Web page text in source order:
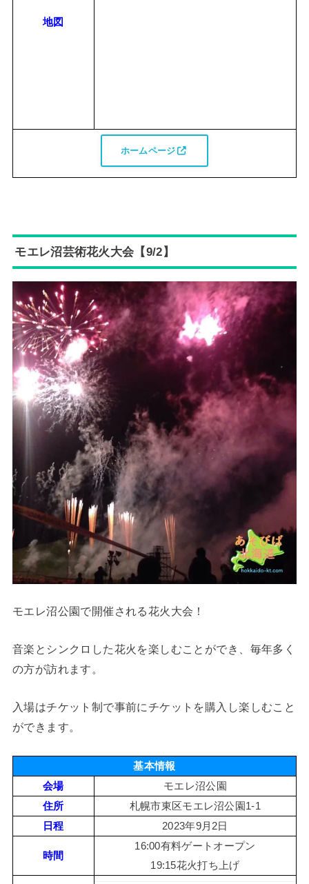
地図
ホームページ
モエレ沼芸術花火大会【9/2】
モエレ沼公園で開催される花火大会！
音楽とシンクロした花火を楽しむことができ、毎年多く
の方が訪れます。
入場はチケット制で事前にチケットを購入し楽しむこと
ができます。
基本情報
会場
モエレ沼公園
住所
札幌市東区モエレ沼公園1-1
日程
2023年9月2日
時間
16:00有料ゲートオープン
19:15花火打ち上げ